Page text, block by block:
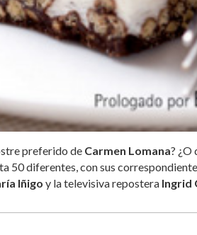
preferido de Carmen Lomana? ¿O
50 diferentes, con sus
Iñigo y la televisiva repostera Ingrid